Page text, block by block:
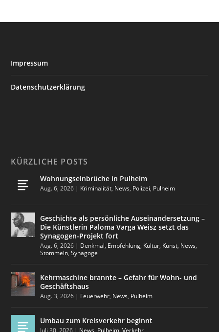
Impressum
Datenschutzerklärung
KÜRZLICHE POSTS
Wohnungseinbrüche in Pulheim
Aug. 6, 2026 | Kriminalität, News, Polizei, Pulheim
Geschichte als persönliche Auseinandersetzung –
Die Künstlerin Paloma Varga Weisz setzt das
Synagogen-Projekt fort
Aug. 6, 2026 | Denkmal, Empfehlung, Kultur, Kunst, News,
Stommeln,Synagoge
Kehrmaschine brannte – Gefahr für Wohn- und
Geschäftshaus
Aug. 3, 2026 | Feuerwehr, News, Pulheim
Umbau zum Kreisverkehr beginnt